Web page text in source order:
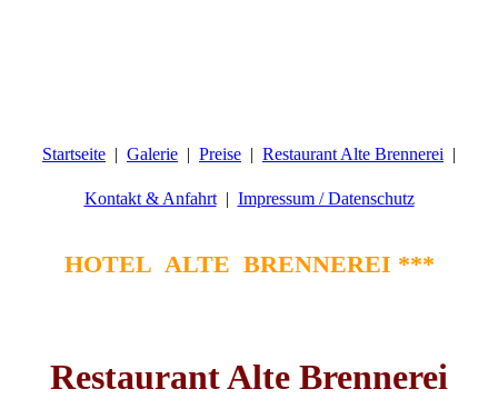
Startseite Galerie Preise Restaurant Alte Brennerei
Kontakt & Anfahrt Impressum / Datenschutz
HOTEL ALTE BRENNEREI ***
Restaurant Alte Brennerei